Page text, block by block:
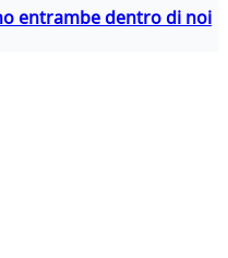
entrambe dentro di noi